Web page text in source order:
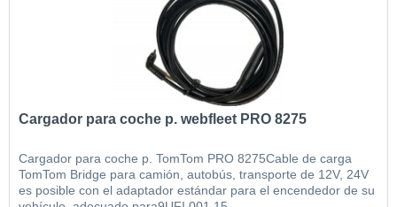
Cargador para coche p. webfleet PRO 8275
Cargador para coche p. TomTom PRO 8275Cable de carga
TomTom Bridge para camión, autobús, transporte de 12V, 24V
es posible con el adaptador estándar para el encendedor de su